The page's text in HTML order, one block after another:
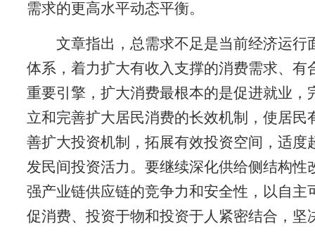
需求的更高水平动态平衡。
文章指出，总需求不足是当前经济运
体系，着力扩大有收入支撑的消费需求、
重要引擎，扩大消费最根本的是促进就业
立和完善扩大居民消费的长效机制，使居
善扩大投资机制，拓展有效投资空间，适
发民间投资活力。要继续深化供给侧结构
强产业链供应链的竞争力和安全性，以自
促消费、投资于物和投资于人紧密结合，